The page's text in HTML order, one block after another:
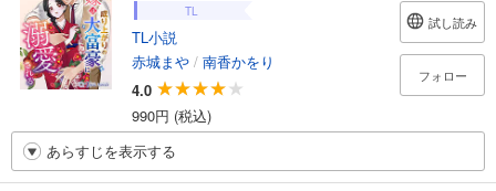
TL
TL小説
赤城まや / 南香かをり
4.0
990円 (税込)
試し読み
フォロー
あらすじを表示する